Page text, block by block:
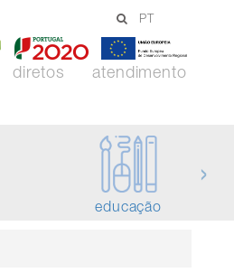
PT
Norte
2020
Portugal
2020
União
diretos atendimento
educação
›